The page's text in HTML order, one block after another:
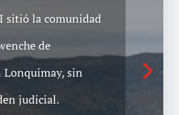
sitió la comunidad
de
Lonquimay, sin
judicial.